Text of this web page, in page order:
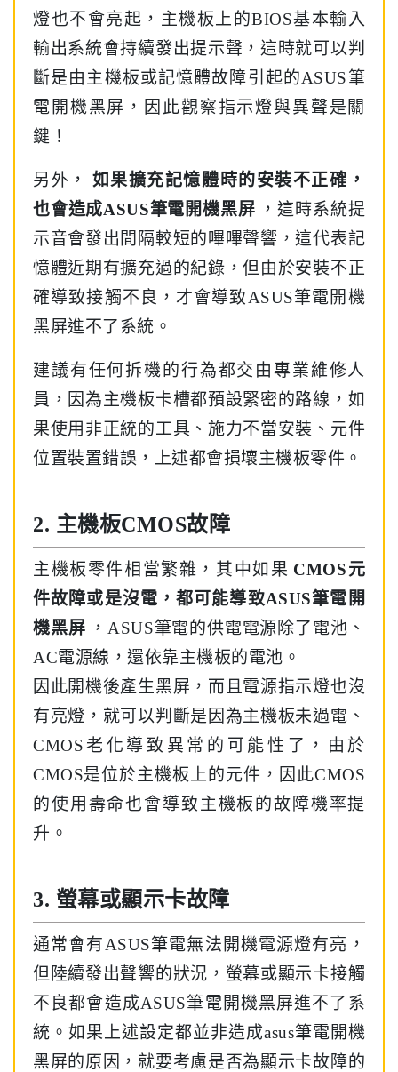
燈也不會亮起，主機板上的BIOS基本輸入
輸出系統會持續發出提示聲，這時就可以判
斷是由主機板或記憶體故障引起的ASUS筆
電開機黑屏，因此觀察指示燈與異聲是關
鍵！
另外，
如果擴充記憶體時的安裝不正確，
也會造成ASUS筆電開機黑屏 ，這時系統提
示音會發出間隔較短的嗶嗶聲響，這代表記
憶體近期有擴充過的紀錄，但由於安裝不正
確導致接觸不良，才會導致ASUS筆電開機
黑屏進不了系統。
建議有任何拆機的行為都交由專業維修人
員，因為主機板卡槽都預設緊密的路線，如
果使用非正統的工具、施力不當安裝、元件
位置裝置錯誤，上述都會損壞主機板零件。
2. 主機板CMOS故障
主機板零件相當繁雜，其中如果 CMOS元
件故障或是沒電，都可能導致ASUS筆電開
機黑屏 ，ASUS筆電的供電電源除了電池、
AC電源線，還依靠主機板的電池。
因此開機後產生黑屏，而且電源指示燈也沒
有亮燈，就可以判斷是因為主機板未過電、
CMOS老化導致異常的可能性了，由於
CMOS是位於主機板上的元件，因此CMOS
的使用壽命也會導致主機板的故障機率提
升。
3. 螢幕或顯示卡故障
通常會有ASUS筆電無法開機電源燈有亮，
但陸續發出聲響的狀況，螢幕或顯示卡接觸
不良都會造成ASUS筆電開機黑屏進不了系
統。如果上述設定都並非造成asus筆電開機
黑屏的原因，就要考慮是否為顯示卡故障的